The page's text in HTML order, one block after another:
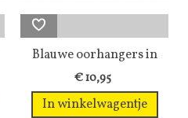
Blauwe oorhangers in
de vorm van...
€ 10,95
In winkelwagentje